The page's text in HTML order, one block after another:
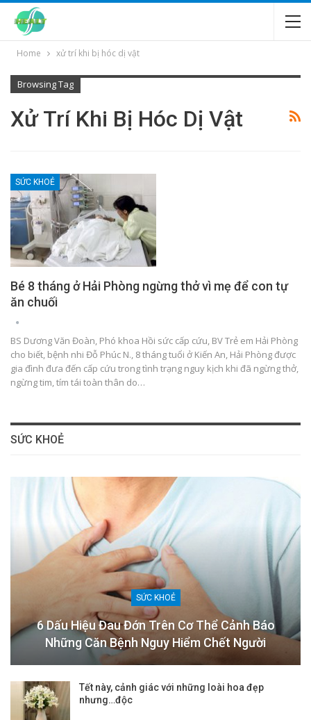
Home xử trí khi bị hóc dị vật
Browsing Tag
Xử Trí Khi Bị Hóc Dị Vật
SỨC KHOẺ
Bé 8 tháng ở Hải Phòng ngừng thở vì mẹ để con tự
ăn chuối
BS Dương Văn Đoàn, Phó khoa Hồi sức cấp cứu, BV Trẻ em Hải Phòng
cho biết, bệnh nhi Đỗ Phúc N., 8 tháng tuổi ở Kiến An, Hải Phòng được
gia đình đưa đến cấp cứu trong tình trạng nguy kịch khi đã ngừng thở,
ngừng tim, tím tái toàn thân do…
SỨC KHOẺ
SỨC KHOẺ
6 Dấu Hiệu Đau Đớn Trên Cơ Thể Cảnh Báo
Những Căn Bệnh Nguy Hiểm Chết Người
Tết này, cảnh giác với những loài hoa đẹp
nhưng…độc